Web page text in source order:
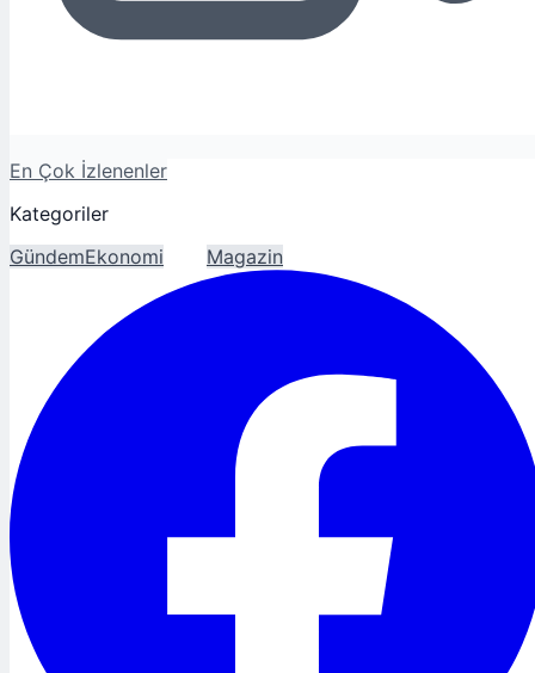
En Çok İzlenenler
Kategoriler
GündemEkonomi Magazin